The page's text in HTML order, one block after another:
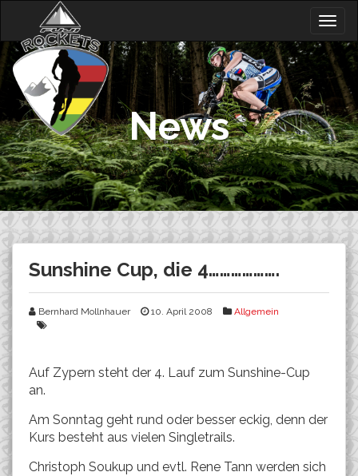
content
News
Sunshine Cup, die 4……………….
Bernhard Mollnhauer 10. April 2008 Allgemein
Auf Zypern steht der 4. Lauf zum Sunshine-Cup
an.
Am Sonntag geht rund oder besser eckig, denn der
Kurs besteht aus vielen Singletrails.
Christoph Soukup und evtl. Rene Tann werden sich